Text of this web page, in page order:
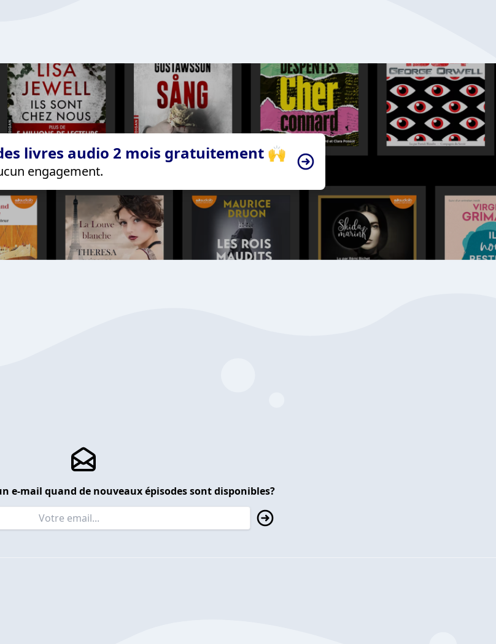
livres audio 2 mois gratuitement 🙌
engagement.
e-mail quand de nouveaux épisodes sont disponibles?